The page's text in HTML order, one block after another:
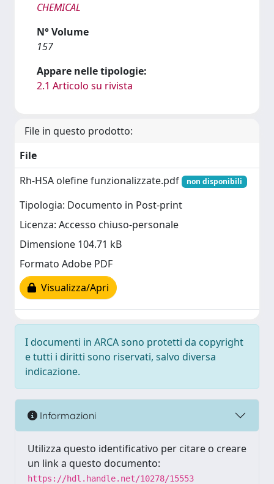
CHEMICAL
N° Volume
157
Appare nelle tipologie:
2.1 Articolo su rivista
File in questo prodotto:
File
Rh-HSA olefine funzionalizzate.pdf
non disponibili
Tipologia: Documento in Post-print
Licenza: Accesso chiuso-personale
Dimensione 104.71 kB
Formato Adobe PDF
Visualizza/Apri
I documenti in ARCA sono protetti da copyright
e tutti i diritti sono riservati, salvo diversa
indicazione.
Informazioni
Utilizza questo identificativo per citare o creare
un link a questo documento:
https://hdl.handle.net/10278/15553